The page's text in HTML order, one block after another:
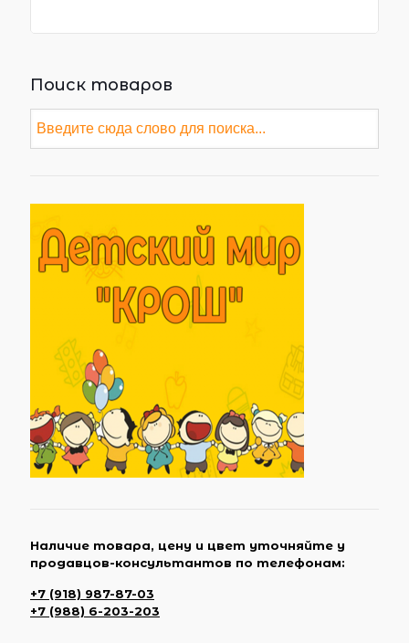
Поиск товаров
Наличие товара, цену и цвет уточняйте у
продавцов-консультантов по телефонам:
+7 (918) 987-87-03
+7 (988) 6-203-203